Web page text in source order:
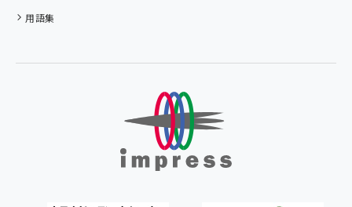
用語集